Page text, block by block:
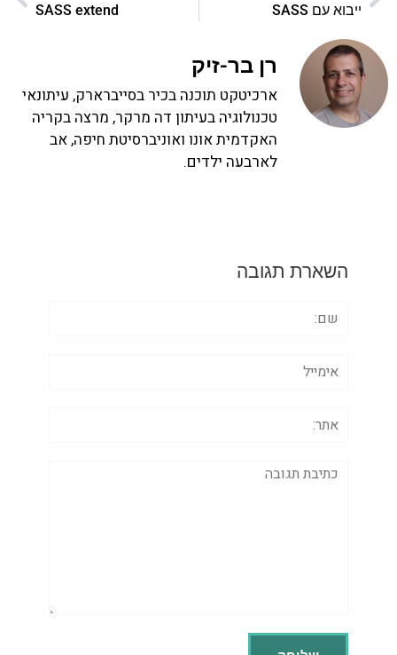
ייבוא עם SASS SASS extend
רן בר-זיק
ארכיטקט תוכנה בכיר בסייברארק, עיתונאי
טכנולוגיה בעיתון דה מרקר, מרצה בקריה
האקדמית אונו ואוניברסיטת חיפה, אב
לארבעה ילדים.
השארת תגובה
תגובה